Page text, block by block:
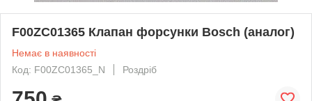
F00ZC01365 Клапан форсунки Bosch (аналог)
Немає в наявності
Код: F00ZC01365_N
Роздріб